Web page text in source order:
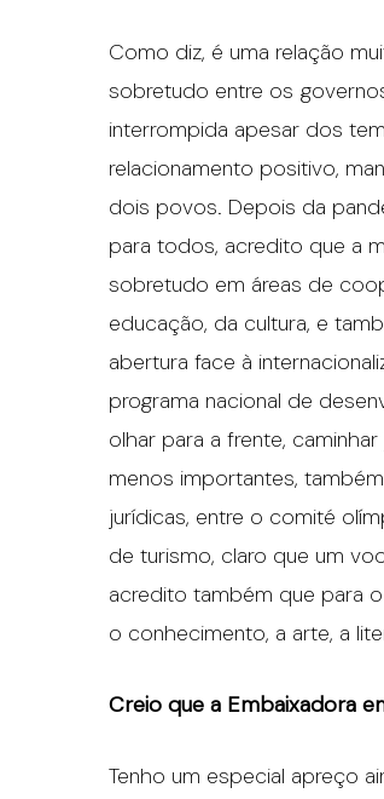
Como diz, é uma relação
sobretudo entre os
interrompida apesar dos
relacionamento positivo,
dois povos. Depois da
para todos, acredito que a
sobretudo em áreas de
educação, da cultura, e
abertura face à
programa nacional de
olhar para a frente,
menos importantes,
jurídicas, entre o comité
de turismo, claro que um
acredito também que para
o conhecimento, a arte, a
Creio que a Embaixadora
Tenho um especial apreço